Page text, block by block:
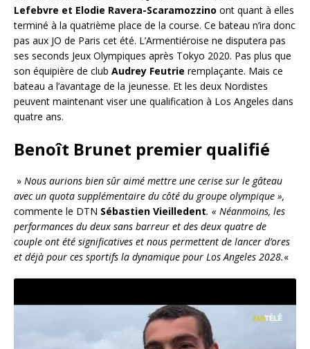
Lefebvre et Elodie Ravera-Scaramozzino ont quant à elles
terminé à la quatrième place de la course. Ce bateau n’ira donc
pas aux JO de Paris cet été. L’Armentiéroise ne disputera pas
ses seconds Jeux Olympiques après Tokyo 2020. Pas plus que
son équipière de club Audrey Feutrie remplaçante. Mais ce
bateau a l’avantage de la jeunesse. Et les deux Nordistes
peuvent maintenant viser une qualification à Los Angeles dans
quatre ans.
Benoît Brunet premier qualifié
» Nous aurions bien sûr aimé mettre une cerise sur le gâteau
avec un quota supplémentaire du côté du groupe olympique »,
commente le DTN Sébastien Vieilledent. « Néanmoins, les
performances du deux sans barreur et des deux quatre de
couple ont été significatives et nous permettent de lancer d’ores
et déjà pour ces sportifs la dynamique pour Los Angeles 2028.«